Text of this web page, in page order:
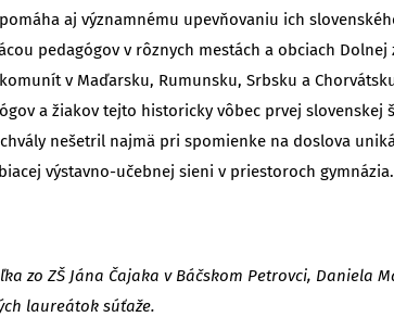
aj významnému upevňovaniu ich
pedagógov v rôznych mestách a obciach
v Maďarsku, Rumunsku, Srbsku a
a žiakov tejto historicky vôbec prvej
nešetril najmä pri spomienke na doslova
výstavno-učebnej sieni v priestoroch gymnázia.
ZŠ Jána Čajaka v Báčskom Petrovci, Daniela
laureátok súťaže.